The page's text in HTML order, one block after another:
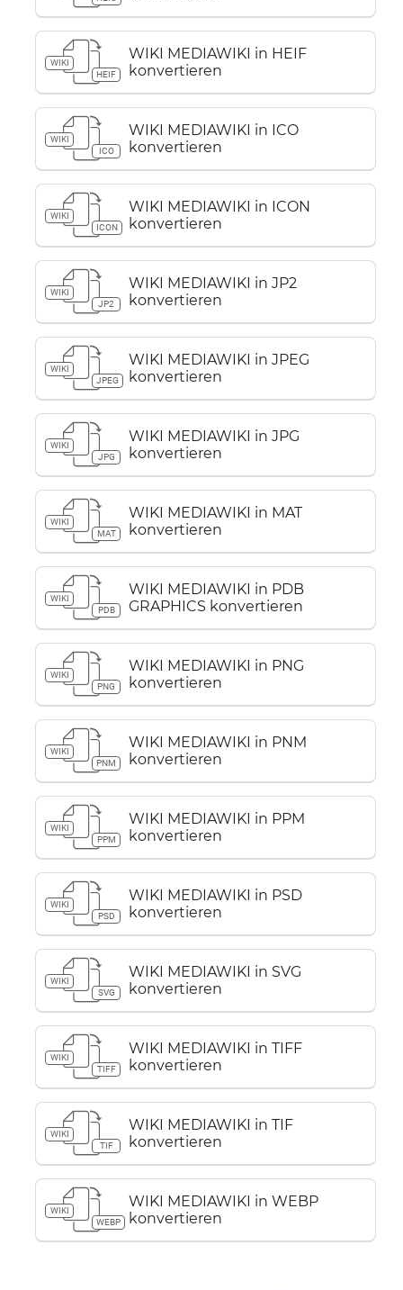
WIKI
HEIF
WIKI MEDIAWIKI in HEIF
konvertieren
WIKI
ICO
WIKI MEDIAWIKI in ICO
konvertieren
WIKI
ICON
WIKI MEDIAWIKI in ICON
konvertieren
WIKI
JP2
WIKI MEDIAWIKI in JP2
konvertieren
WIKI
JPEG
WIKI MEDIAWIKI in JPEG
konvertieren
WIKI
JPG
WIKI MEDIAWIKI in JPG
konvertieren
WIKI
MAT
WIKI MEDIAWIKI in MAT
konvertieren
WIKI
PDB
WIKI MEDIAWIKI in PDB
GRAPHICS konvertieren
WIKI
PNG
WIKI MEDIAWIKI in PNG
konvertieren
WIKI
PNM
WIKI MEDIAWIKI in PNM
konvertieren
WIKI
PPM
WIKI MEDIAWIKI in PPM
konvertieren
WIKI
PSD
WIKI MEDIAWIKI in PSD
konvertieren
WIKI
SVG
WIKI MEDIAWIKI in SVG
konvertieren
WIKI
TIFF
WIKI MEDIAWIKI in TIFF
konvertieren
WIKI
TIF
WIKI MEDIAWIKI in TIF
konvertieren
WIKI
WEBP
WIKI MEDIAWIKI in WEBP
konvertieren